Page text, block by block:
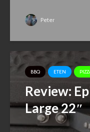
Peter
BBQ ETEN
Review:
Large 22″